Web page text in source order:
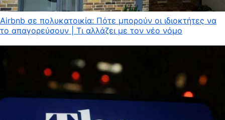
Airbnb σε πολυκατοικία: Πότε μπορούν οι ιδιοκτήτες να
το απαγορεύσουν | Τι αλλάζει με τον νέο νόμο